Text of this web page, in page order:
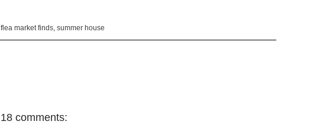
flea market finds, summer house
18 comments: